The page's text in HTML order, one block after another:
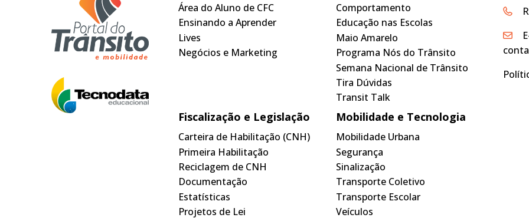
Área do Aluno de CFC
Ensinando a Aprender
Lives
Negócios e Marketing
Comportamento
Educação nas Escolas
Maio Amarelo
Programa Nós do Trânsito
Semana Nacional de Trânsito
Tira Dúvidas
Transit Talk
Fiscalização e Legislação
Carteira de Habilitação (CNH)
Primeira Habilitação
Reciclagem de CNH
Documentação
Estatísticas
Projetos de Lei
Mobilidade e Tecnologia
Mobilidade Urbana
Segurança
Sinalização
Transporte Coletivo
Transporte Escolar
Veículos